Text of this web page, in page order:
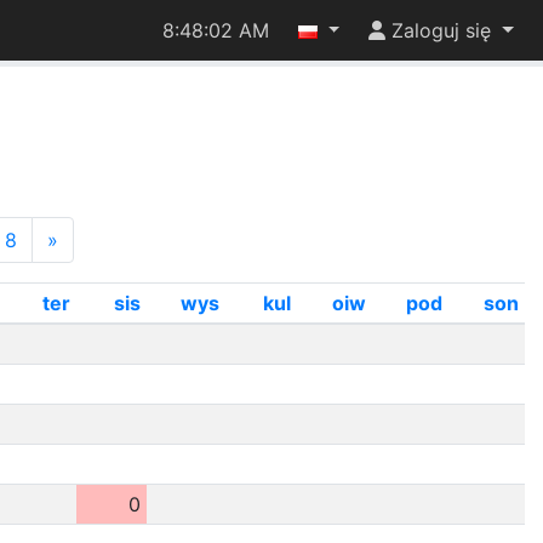
8:48:03 AM Zaloguj się
8 »
ter sis wys kul oiw pod son
0